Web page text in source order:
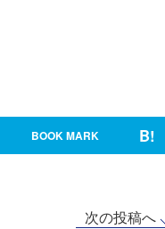
BOOK MARK B!
次の投稿へ